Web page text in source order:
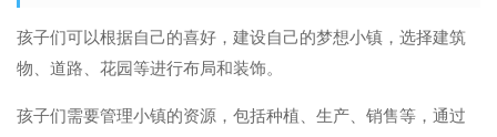
孩子们可以根据自己的喜好，建设自己的梦想小镇，选择建筑
物、道路、花园等进行布局和装饰。
孩子们需要管理小镇的资源，包括种植、生产、销售等，通过